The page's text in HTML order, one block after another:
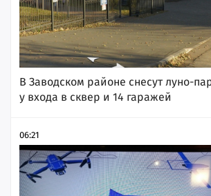
В Заводском районе снесут луно-
у входа в сквер и 14 гаражей
06:21